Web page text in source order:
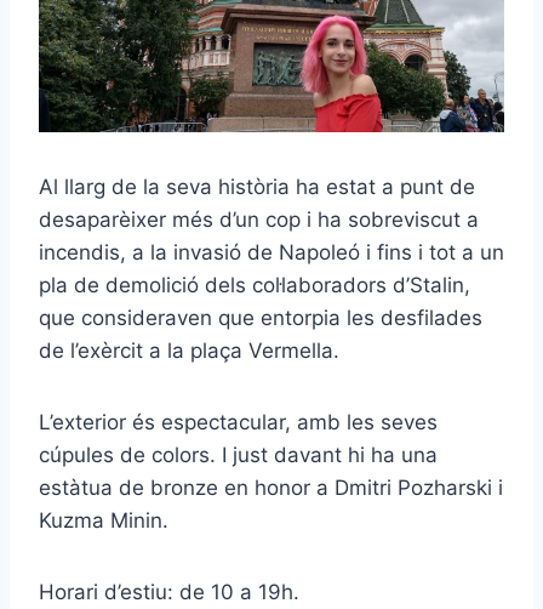
Al llarg de la seva història ha estat a punt de
desaparèixer més d’un cop i ha sobreviscut a
incendis, a la invasió de Napoleó i fins i tot a un
pla de demolició dels col·laboradors d’Stalin,
que consideraven que entorpia les desfilades
de l’exèrcit a la plaça Vermella.
L’exterior és espectacular, amb les seves
cúpules de colors. I just davant hi ha una
estàtua de bronze en honor a Dmitri Pozharski i
Kuzma Minin.
Horari d’estiu: de 10 a 19h.